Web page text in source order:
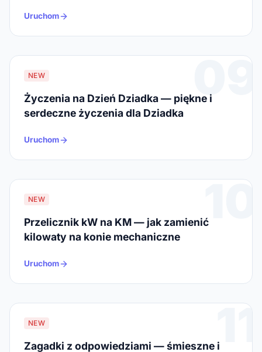
Uruchom
09
NEW
Życzenia na Dzień Dziadka — piękne i
serdeczne życzenia dla Dziadka
Uruchom
10
NEW
Przelicznik kW na KM — jak zamienić
kilowaty na konie mechaniczne
Uruchom
11
NEW
Zagadki z odpowiedziami — śmieszne i